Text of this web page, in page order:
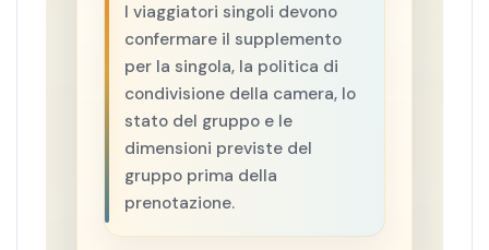
I viaggiatori singoli devono
confermare il supplemento
per la singola, la politica di
condivisione della camera, lo
stato del gruppo e le
dimensioni previste del
gruppo prima della
prenotazione.